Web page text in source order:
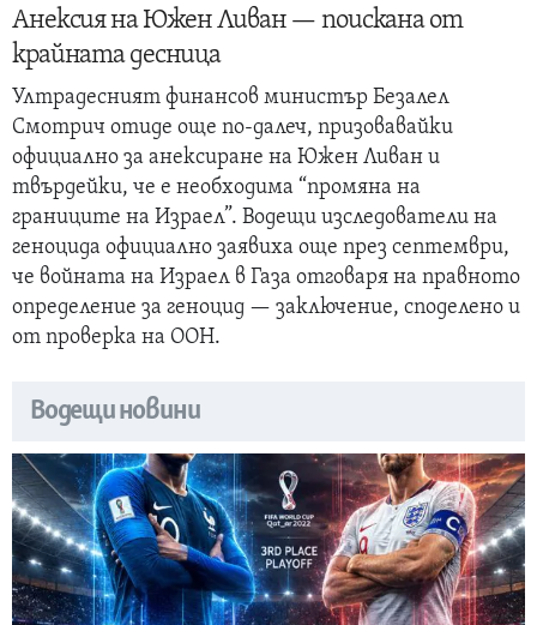
Анексия на Южен Ливан — поискана от
крайната десница
Ултрадесният финансов министър Безалел
Смотрич отиде още по-далеч, призовавайки
официално за анексиране на Южен Ливан и
твърдейки, че е необходима “промяна на
границите на Израел”. Водещи изследователи на
геноцида официално заявиха още през септември,
че войната на Израел в Газа отговаря на правното
определение за геноцид — заключение, споделено и
от проверка на ООН.
Водещи новини